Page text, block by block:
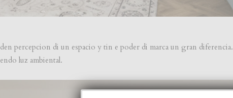
percepcion di un espacio y tin e poder di marca un gran diferencia.
luz ambiental.